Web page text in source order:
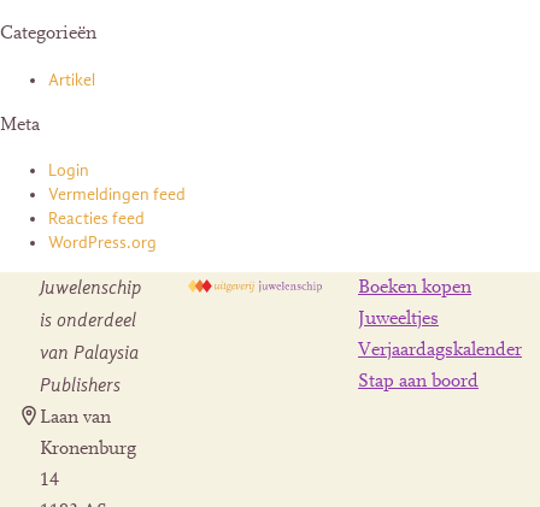
Categorieën
Artikel
Meta
Login
Vermeldingen feed
Reacties feed
WordPress.org
Juwelenschip
is onderdeel
van Palaysia
Publishers
Laan van
Kronenburg
14
Boeken kopen
Juweeltjes
Verjaardagskalender
Stap aan boord